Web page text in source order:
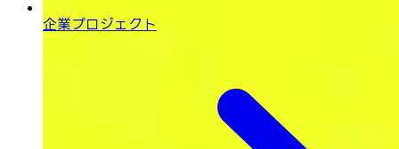
企業プロジェクト